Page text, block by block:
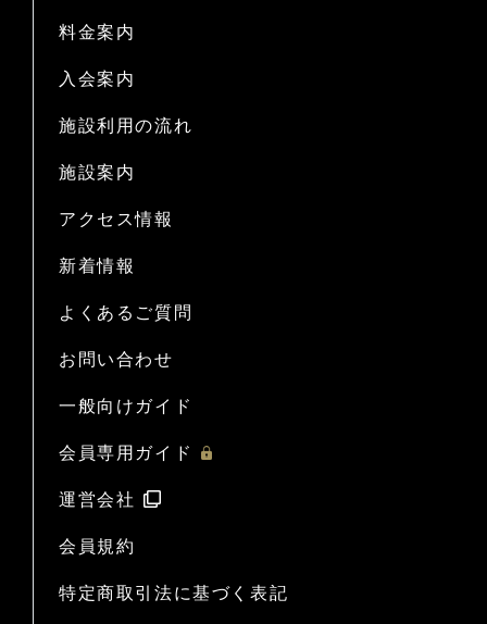
料金案内
入会案内
施設利用の流れ
施設案内
アクセス情報
新着情報
よくあるご質問
お問い合わせ
一般向けガイド
会員専用ガイド
運営会社
会員規約
特定商取引法に基づく表記